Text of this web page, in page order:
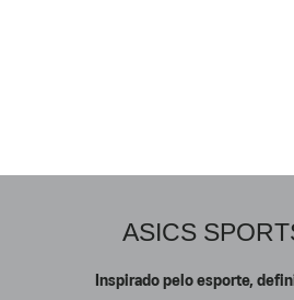
ASICS
Inspirado pelo esporte,